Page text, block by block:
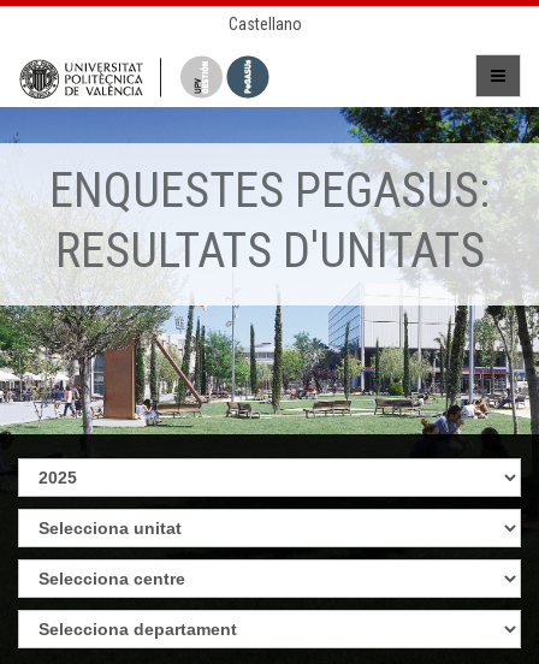
Castellano
ENQUESTES PEGASUS:
RESULTATS D'UNITATS